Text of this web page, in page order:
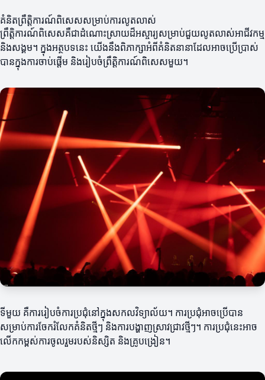
គំនិតព្រឹត្តិការណ៍ពិសេសសម្រាប់ការលូតលាស់
ព្រឹត្តិការណ៍ពិសេសគឺជាដំណោះស្រាយដ៏អស្ចារ្យសម្រាប់ជួយលូតលាស់អាជីវកម្ម
និងសង្គម។ ក្នុងអត្ថបទនេះ យើងនឹងពិភាក្សាអំពីគំនិតនានាដែលអាចប្រើប្រាស់
បានក្នុងការចាប់ផ្តើម និងរៀបចំព្រឹត្តិការណ៍ពិសេសមួយ។
ទីមួយ គឺការរៀបចំការប្រជុំនៅក្នុងសកលវិទ្យាល័យ។ ការប្រជុំអាចប្រើបាន
សម្រាប់ការចែករំលែកគំនិតថ្មីៗ និងការបង្ហាញស្រាវជ្រាវថ្មីៗ។ ការប្រជុំនេះអាច
លើកកម្ពស់ការចូលរួមរបស់និស្សិត និងគ្រូបង្រៀន។